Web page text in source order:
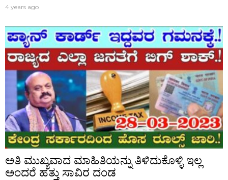
4 years ago
ಅತಿ ಮುಖ್ಯವಾದ ಮಾಹಿತಿಯನ್ನು ತಿಳಿದುಕೊಳ್ಳಿ ಇಲ್ಲ
ಅಂದರೆ ಹತ್ತು ಸಾವಿರ ದಂಡ